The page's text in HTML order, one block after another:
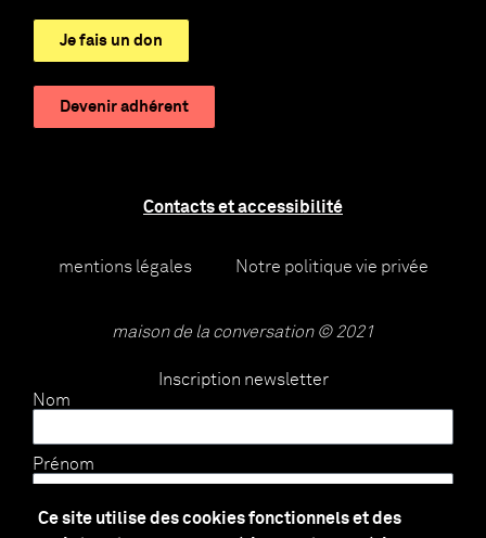
Ce site utilise des cookies fonctionnels et des
Je fais un don
Devenir adhérent
Contacts et accessibilité
mentions légales Notre politique vie privée
maison de la conversation © 2021
Inscription newsletter
Nom
Prénom
E-mail